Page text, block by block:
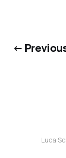
←
Luca